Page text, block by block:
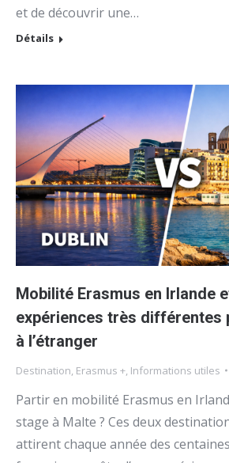
et de découvrir une…
Détails
Mobilité Erasmus en Irlande
expériences très différentes
à l’étranger
Destination Erasmus + Informations utiles
Partir en mobilité Erasmus en
stage à Malte ? Ces deux
attirent chaque année des